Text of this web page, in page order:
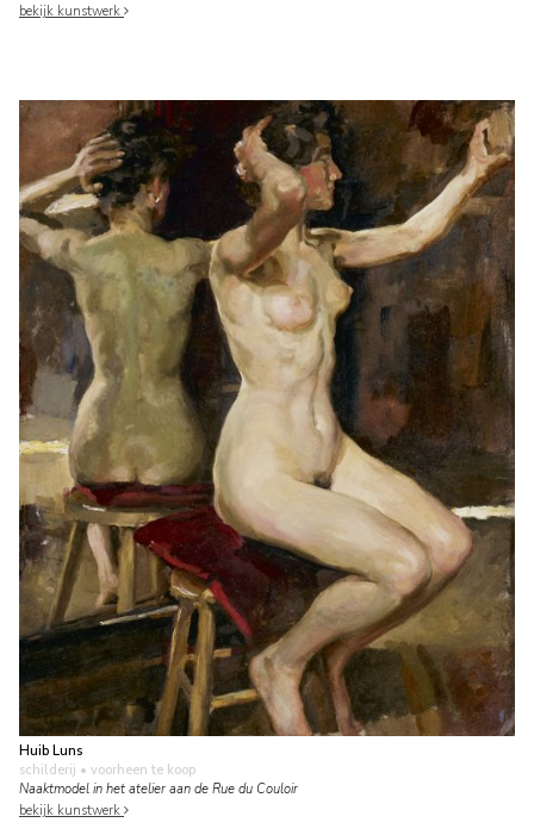
bekijk kunstwerk
Huib Luns
schilderij • voorheen te koop
Naaktmodel in het atelier aan de Rue du Couloir
bekijk kunstwerk